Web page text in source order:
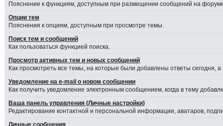
Пояснение к функциям, доступным при размещении сообщений на
Опции тем
Пояснения к опциям, доступным при просмотре темы.
Поиск тем и сообщений
Как пользоваться функцией поиска.
Просмотр активных тем и новых сообщений
Как просмотреть все темы, на которые были добавлены ответы сегодня,
Уведомление на е-mail о новом сообщении
Как получить уведомление электронным сообщением, когда в тему
Ваша панель управления (Личные настройки)
Редактирование контактной и персональной информации, аватаров,
Личные сообщения